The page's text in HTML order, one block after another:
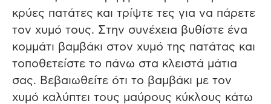
κρύες πατάτες και τρίψτε τες για να πάρετε
τον χυμό τους. Στην συνέχεια βυθίστε ένα
κομμάτι βαμβάκι στον χυμό της πατάτας και
τοποθετείστε το πάνω στα κλειστά μάτια
σας. Βεβαιωθείτε ότι το βαμβάκι με τον
χυμό καλύπτει τους μαύρους κύκλους κάτω